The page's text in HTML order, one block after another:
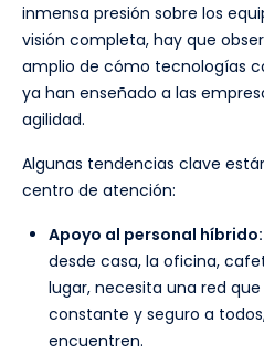
inmensa presión sobre los
visión completa, hay que
amplio de cómo tecnologías
ya han enseñado a las
agilidad.
Algunas tendencias clave
centro de atención:
Apoyo al personal híbrido:
desde casa, la oficina,
lugar, necesita una red
constante y seguro a
encuentren.